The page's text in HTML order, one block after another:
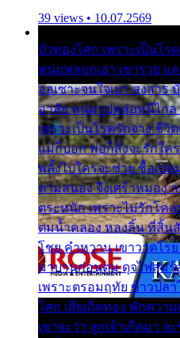
39 views • 10.07.2569
บัวทองโศก เพราะเป็นโ
หนุ่มหลอกเอา เขารวย แ
ออเซาะจนใจเบา สงสาร
อาลัย หนุ่มรูปหล่อหนีไกล
เพราะเป็นโรครักจาง ชีวิ
แม่ก็บอก พ่อก็สั่งจะรักใค
พลั้งไปใครจะช่วย ซื้อเปล
ตามสนอง จึงเศร้าหมอง
ตระหนัก เพราะไม่รักโค
ตมน้ำคลอง หลงลิ้น ที่สิ้น
โชย คำหวาน เขาวาดโร
มาบานก่อนตูม ดุจไฟสุมร้
เพราะตรอมฤทัย ข้าวปล
โศก เสียเถิดทอง พักควา
เขาจะว่า ลูกเจ้าเกิดมา